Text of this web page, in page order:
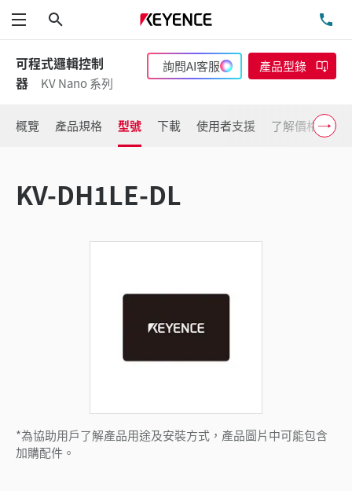
功能表
可程式邏輯控制
器
KV Nano 系列
詢問AI客服 產品型錄
概覽 產品規格 型號 下載 使用者支援 了解價格
KV-DH1LE-DL
*為協助用戶了解產品用途及安裝方式，產品圖片中可能包含
加購配件。